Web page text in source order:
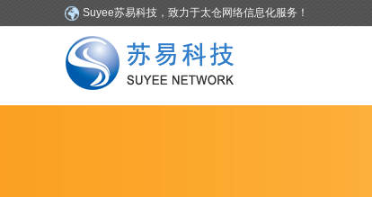
Suyee苏易科技，致力于太仓网络信息化服务！